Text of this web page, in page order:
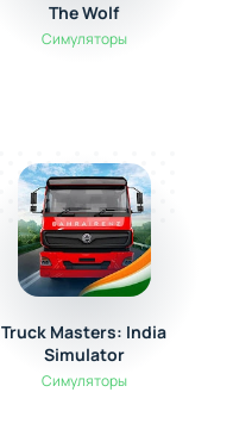
The Wolf
Симуляторы
Truck Masters: India
Simulator
Симуляторы